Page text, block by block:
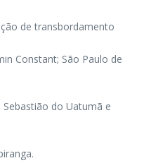
de transbordamento
Constant; São Paulo de
Sebastião do Uatumã e